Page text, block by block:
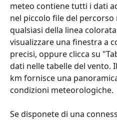
meteo contiene tutti i dati
nel piccolo file del
qualsiasi della linea
visualizzare una finestra a
precisi, oppure clicca su
dati nelle tabelle del vento.
km fornisce una
condizioni meteorologiche.
Se disponete di una